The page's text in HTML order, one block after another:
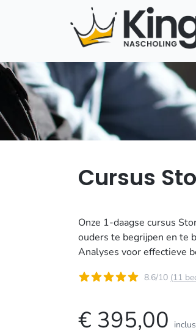
Cursus
Onze 1-daagse cursus
ouders te begrijpen en te
Analyses voor effectieve
8.6/10 (11
€ 395,00